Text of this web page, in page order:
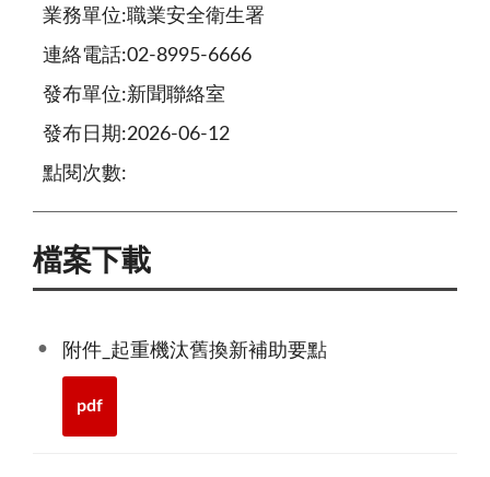
業務單位:職業安全衛生署
連絡電話:02-8995-6666
發布單位:新聞聯絡室
發布日期:2026-06-12
點閱次數:
檔案下載
附件_起重機汰舊換新補助要點
pdf